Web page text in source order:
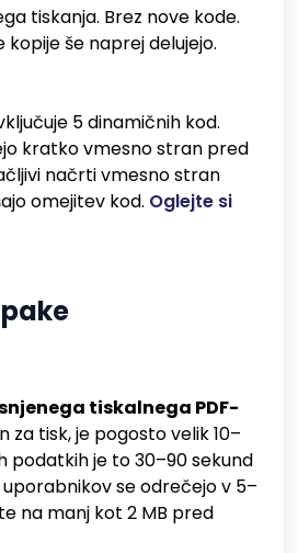
tiskanja. Brez nove kode.
še naprej delujejo.
5 dinamičnih kod.
kratko vmesno stran pred
načrti vmesno stran
omejitev kod. Oglejte si
tiskalnega PDF-
za tisk, je pogosto velik 10–
podatkih je to 30–90 sekund
se odrečejo v 5–
na manj kot 2 MB pred